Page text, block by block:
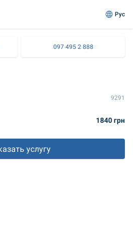
Рус
097 495 2 888
9291
1840 грн
услугу